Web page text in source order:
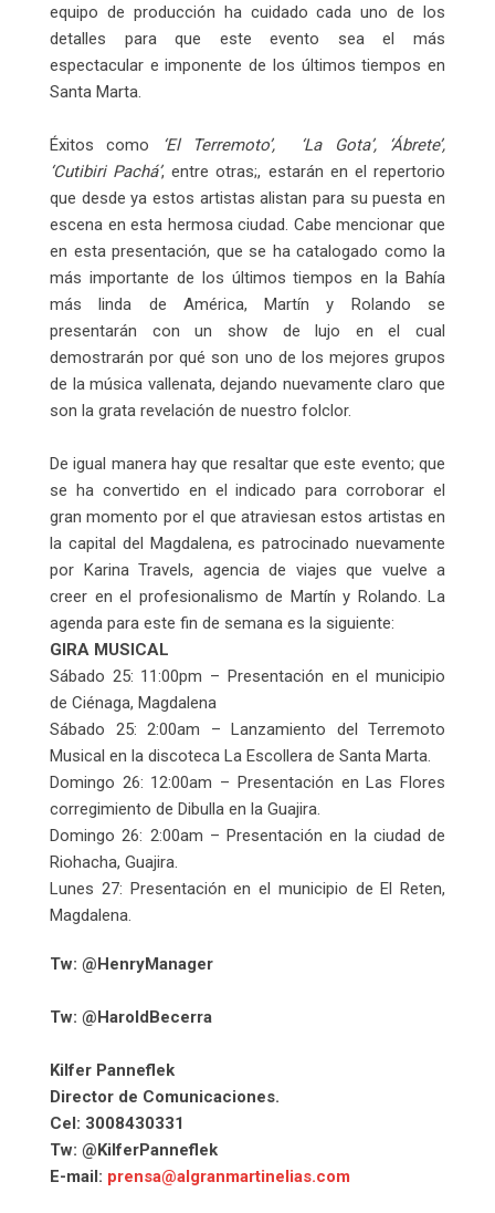
equipo de producción ha cuidado cada uno de los
detalles para que este evento sea el más
espectacular e imponente de los últimos tiempos en
Santa Marta.
Éxitos como
‘El Terremoto’, ‘La Gota’, ‘Ábrete’,
‘Cutibiri Pachá’, entre otras;, estarán en el repertorio
que desde ya estos artistas alistan para su puesta en
escena en esta hermosa ciudad. Cabe mencionar que
en esta presentación, que se ha catalogado como la
más importante de los últimos tiempos en la Bahía
más linda de América, Martín y Rolando se
presentarán con un show de lujo en el cual
demostrarán por qué son uno de los mejores grupos
de la música vallenata, dejando nuevamente claro que
son la grata revelación de nuestro folclor.
De igual manera hay que resaltar que este evento; que
se ha convertido en el indicado para corroborar el
gran momento por el que atraviesan estos artistas en
la capital del Magdalena, es patrocinado nuevamente
por Karina Travels, agencia de viajes que vuelve a
creer en el profesionalismo de Martín y Rolando. La
agenda para este fin de semana es la siguiente:
GIRA MUSICAL
Sábado 25: 11:00pm – Presentación en el municipio
de Ciénaga, Magdalena
Sábado 25: 2:00am – Lanzamiento del Terremoto
Musical en la discoteca La Escollera de Santa Marta.
Domingo 26: 12:00am – Presentación en Las Flores
corregimiento de Dibulla en la Guajira.
Domingo 26: 2:00am – Presentación en la ciudad de
Riohacha, Guajira.
Lunes 27: Presentación en el municipio de El Reten,
Magdalena.
Tw: @HenryManager
Tw: @HaroldBecerra
Kilfer Panneflek
Director de Comunicaciones.
Cel: 3008430331
Tw: @KilferPanneflek
E-mail: prensa@algranmartinelias.com